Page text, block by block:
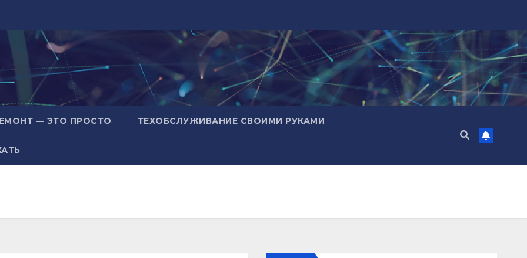
— ЭТО ПРОСТО ТЕХОБСЛУЖИВАНИЕ СВОИМИ РУКАМИ